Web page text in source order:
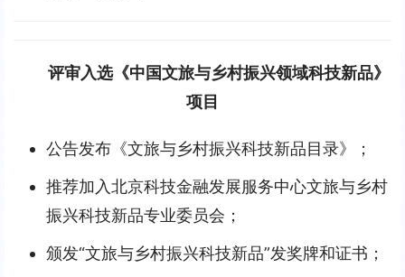
评审入选《中国文旅与乡村振兴领域科技新品》
项目
公告发布《文旅与乡村振兴科技新品目录》；
推荐加入北京科技金融发展服务中心文旅与乡村
振兴科技新品专业委员会；
颁发“文旅与乡村振兴科技新品”发奖牌和证书；